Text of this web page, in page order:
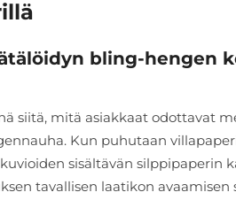
bling-hengen
siitä, mitä asiakkaat odottavat
Kun puhutaan
sisältävän silppipaperin
tavallisen laatikon avaamisen